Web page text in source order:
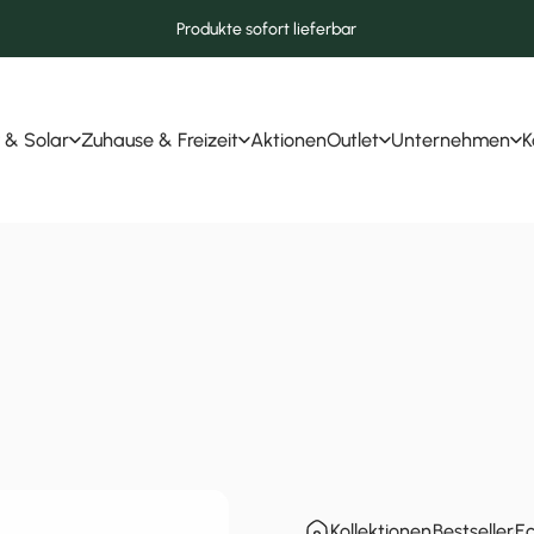
Produkte sofort lieferbar
& Solar Zuhause & Freizeit AktionenOutlet Unternehmen